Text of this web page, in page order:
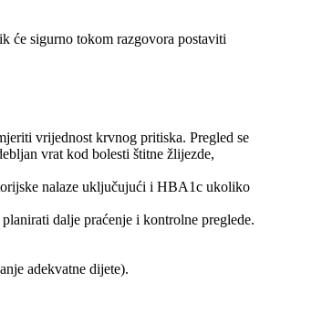
će sigurno tokom razgovora postaviti
vrijednost krvnog pritiska. Pregled se
vrat kod bolesti štitne žlijezde,
nalaze uključujući i HBA1c ukoliko
dalje praćenje i kontrolne preglede.
adekvatne dijete).